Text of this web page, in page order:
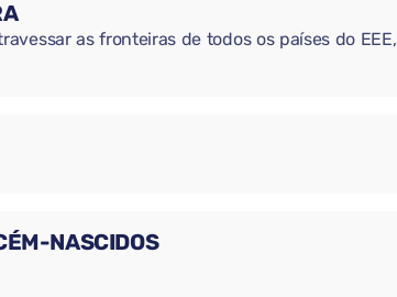
as fronteiras de todos os países do EEE,
NASCIDOS